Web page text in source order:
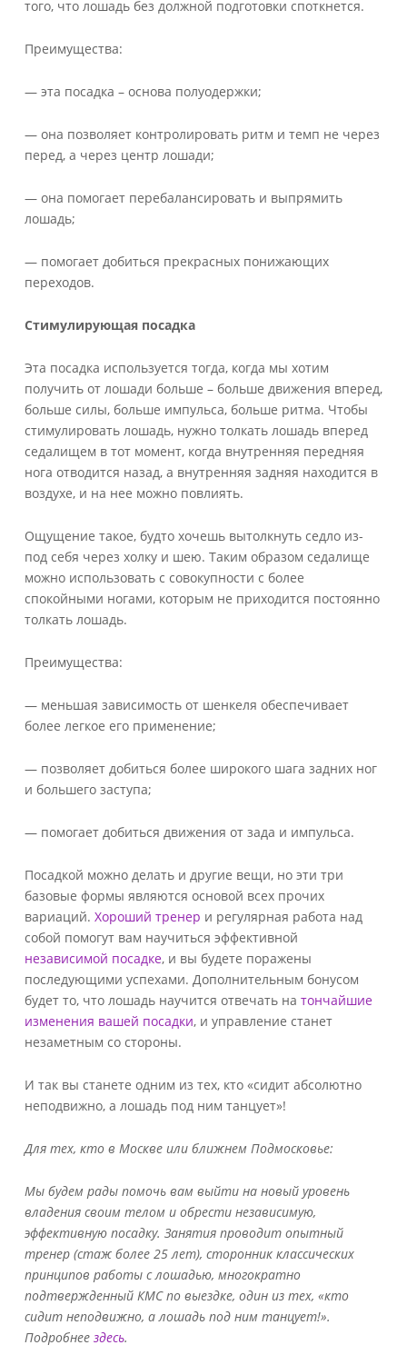
того, что лошадь без должной подготовки споткнется.
Преимущества:
— эта посадка – основа полуодержки;
— она позволяет контролировать ритм и темп не через
перед, а через центр лошади;
— она помогает перебалансировать и выпрямить
лошадь;
— помогает добиться прекрасных понижающих
переходов.
Стимулирующая посадка
Эта посадка используется тогда, когда мы хотим
получить от лошади больше – больше движения вперед,
больше силы, больше импульса, больше ритма. Чтобы
стимулировать лошадь, нужно толкать лошадь вперед
седалищем в тот момент, когда внутренняя передняя
нога отводится назад, а внутренняя задняя находится в
воздухе, и на нее можно повлиять.
Ощущение такое, будто хочешь вытолкнуть седло из-
под себя через холку и шею. Таким образом седалище
можно использовать с совокупности с более
спокойными ногами, которым не приходится постоянно
толкать лошадь.
Преимущества:
— меньшая зависимость от шенкеля обеспечивает
более легкое его применение;
— позволяет добиться более широкого шага задних ног
и большего заступа;
— помогает добиться движения от зада и импульса.
Посадкой можно делать и другие вещи, но эти три
базовые формы являются основой всех прочих
вариаций. Хороший тренер и регулярная работа над
собой помогут вам научиться эффективной
независимой посадке, и вы будете поражены
последующими успехами. Дополнительным бонусом
будет то, что лошадь научится отвечать на тончайшие
изменения вашей посадки, и управление станет
незаметным со стороны.
И так вы станете одним из тех, кто «сидит абсолютно
неподвижно, а лошадь под ним танцует»!
Для тех, кто в Москве или ближнем Подмосковье:
Мы будем рады помочь вам выйти на новый уровень
владения своим телом и обрести независимую,
эффективную посадку. Занятия проводит опытный
тренер (стаж более 25 лет), сторонник классических
принципов работы с лошадью, многократно
подтвержденный КМС по выездке, один из тех, «кто
сидит неподвижно, а лошадь под ним танцует!».
Подробнее здесь.